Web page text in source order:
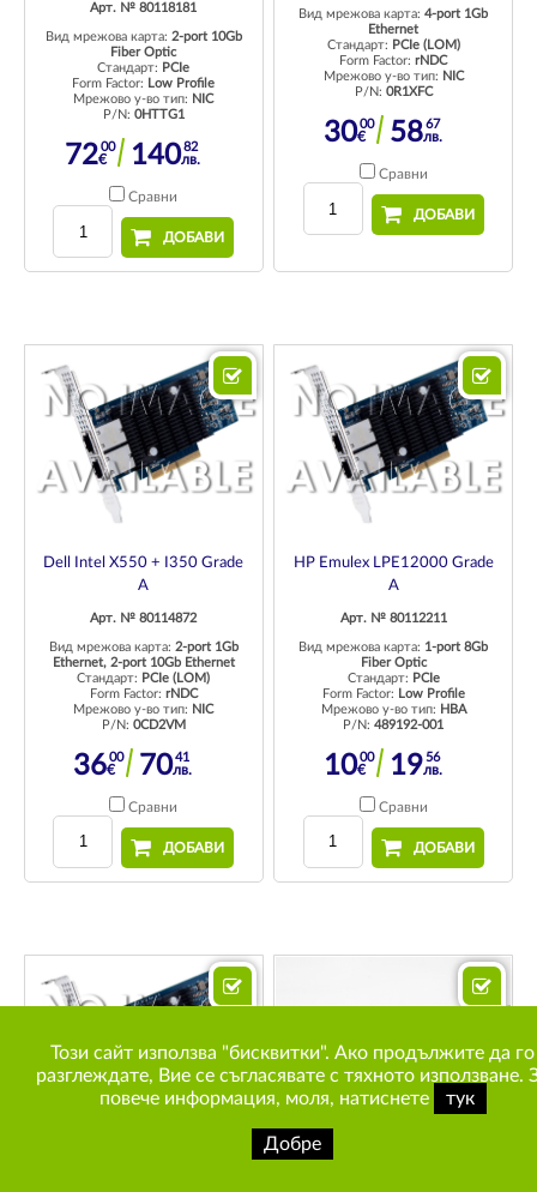
Арт. № 80118181
Вид мрежова карта: 2-port 10Gb
Fiber Optic
Стандарт: PCIe
Form Factor: Low Profile
Мрежово у-во тип: NIC
P/N: 0HTTG1
7200
€ 14082
лв.
Сравни
ДОБАВИ
Вид мрежова карта:4-port 1Gb
Ethernet
Стандарт: PCIe (LOM)
Form Factor:rNDC
Мрежово у-во тип: NIC
P/N: 0R1XFC
3000
€ 5867
лв.
Сравни
ДОБАВИ
Dell Intel X550 + I350 Grade
A
Арт. № 80114872
Вид мрежова карта: 2-port 1Gb
Ethernet, 2-port 10Gb Ethernet
Стандарт: PCIe (LOM)
Form Factor: rNDC
Мрежово у-во тип: NIC
P/N: 0CD2VM
3600
€ 7041
лв.
Сравни
ДОБАВИ
HP Emulex LPE12000 Grade
A
Арт. № 80112211
Вид мрежова карта: 1-port 8Gb
Fiber Optic
Стандарт: PCIe
Form Factor: Low Profile
Мрежово у-во тип: HBA
P/N:489192-001
1000
€ 1956
лв.
Сравни
ДОБАВИ
Този сайт използва "бисквитки". Ако продължите да го
разглеждате, Вие се съгласявате с тяхното използване.
повече информация, моля, натиснете
тук
Добре